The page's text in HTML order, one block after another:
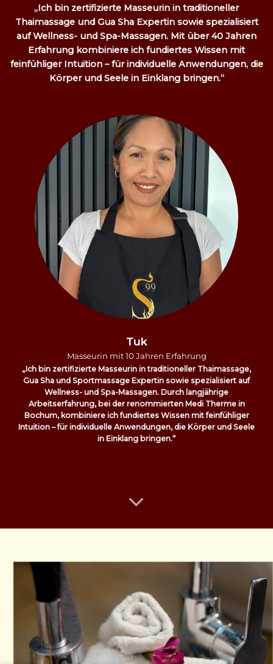
„Ich bin zertifizierte Masseurin in traditioneller
Thaimassage und Gua Sha Expertin sowie spezialisiert
auf Wellness- und Spa-Massagen. Mit über 40 Jahren
Erfahrung kombiniere ich fundiertes Wissen mit
feinfühliger Intuition – für individuelle Anwendungen, die
Körper und Seele in Einklang bringen.“
Tuk
Masseurin mit 10 Jahren Erfahrung
„Ich bin zertifizierte Masseurin in traditioneller Thaimassage,
Gua Sha und Sportmassage Expertin sowie spezialisiert auf
Wellness- und Spa-Massagen. Durch langjährige
Arbeitserfahrung, bei der renommierten Medi Therme in
Bochum, kombiniere ich fundiertes Wissen mit feinfühliger
Intuition – für individuelle Anwendungen, die Körper und Seele
in Einklang bringen.“